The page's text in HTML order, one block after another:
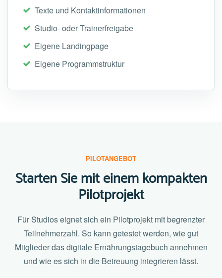
Texte und Kontaktinformationen
Studio- oder Trainerfreigabe
Eigene Landingpage
Eigene Programmstruktur
PILOTANGEBOT
Starten Sie mit einem kompakten
Pilotprojekt
Für Studios eignet sich ein Pilotprojekt mit begrenzter
Teilnehmerzahl. So kann getestet werden, wie gut
Mitglieder das digitale Ernährungstagebuch annehmen
und wie es sich in die Betreuung integrieren lässt.